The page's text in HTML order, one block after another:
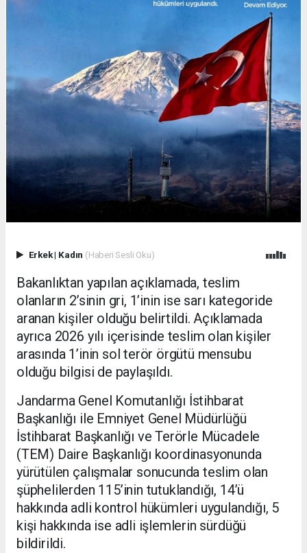
Erkek| Kadın (Haberi Sesli Oku)
Bakanlıktan yapılan açıklamada, teslim
olanların 2’sinin gri, 1’inin ise sarı kategoride
aranan kişiler olduğu belirtildi. Açıklamada
ayrıca 2026 yılı içerisinde teslim olan kişiler
arasında 1’inin sol terör örgütü mensubu
olduğu bilgisi de paylaşıldı.
Jandarma Genel Komutanlığı İstihbarat
Başkanlığı ile Emniyet Genel Müdürlüğü
İstihbarat Başkanlığı ve Terörle Mücadele
(TEM) Daire Başkanlığı koordinasyonunda
yürütülen çalışmalar sonucunda teslim olan
şüphelilerden 115’inin tutuklandığı, 14’ü
hakkında adli kontrol hükümleri uygulandığı, 5
kişi hakkında ise adli işlemlerin sürdüğü
bildirildi.